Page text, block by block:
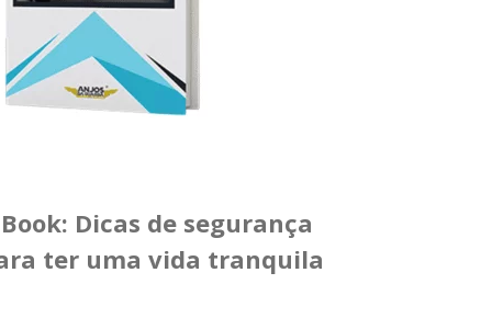
Dicas de segurança
ter uma vida tranquila